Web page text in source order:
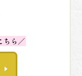
ちら／